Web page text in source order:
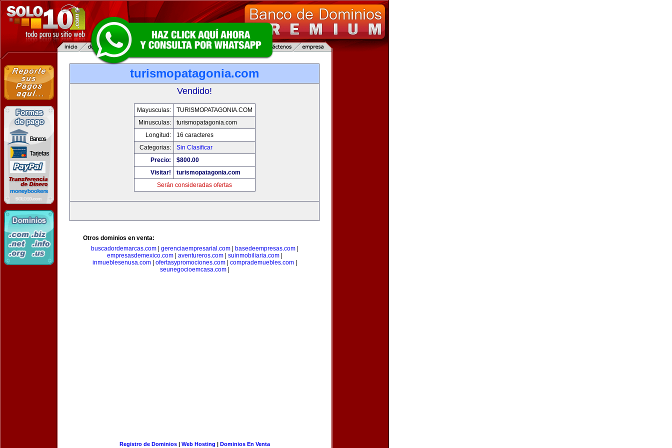
turismopatagonia.com
Vendido!
Mayusculas:
TURISMOPATAGONIA.COM
Minusculas:
turismopatagonia.com
Longitud:
16 caracteres
Categorias:
Sin Clasificar
Precio:
$800.00
Visitar!
turismopatagonia.com
Serán consideradas ofertas
Otros dominios en venta:
buscadordemarcas.com| gerenciaempresarial.com| basedeempresas.com|
empresasdemexico.com| aventureros.com| suinmobiliaria.com|
inmueblesenusa.com| ofertasypromociones.com| comprademuebles.com|
seunegocioemcasa.com|
Registro de Dominios| Web Hosting | Dominios En Venta